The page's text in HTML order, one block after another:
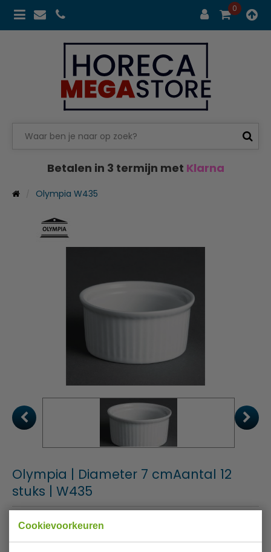
Cookievoorkeuren
0
Betalen in 3 termijn met Klarna
Olympia W435
Olympia | Diameter 7 cmAantal 12
stuks | W435
Merk
Artikelnummer
W435